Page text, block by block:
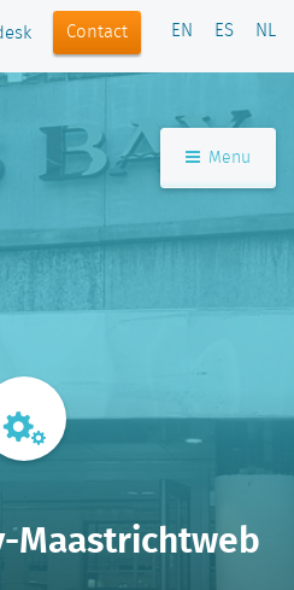
Contact EN ES NL
Menu
Maastrichtweb